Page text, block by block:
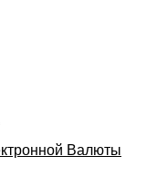
Валюты